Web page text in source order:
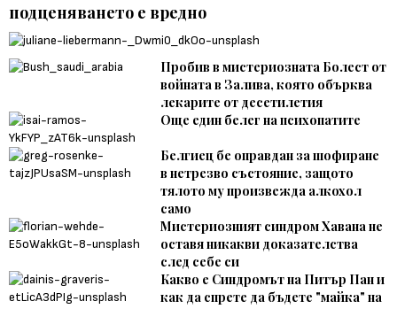
подценяването е вредно
Пробив в мистериозната Болест от
войната в Залива, която обърква
лекарите от десетилетия
Още един белег на психопатите
Белгиец бе оправдан за шофиране
в нетрезво състояние, защото
тялото му произвежда алкохол
само
Мистериозният синдром Хавана не
оставя никакви доказателства
след себе си
Какво е Синдромът на Питър Пан и
как да спрете да бъдете "майка" на